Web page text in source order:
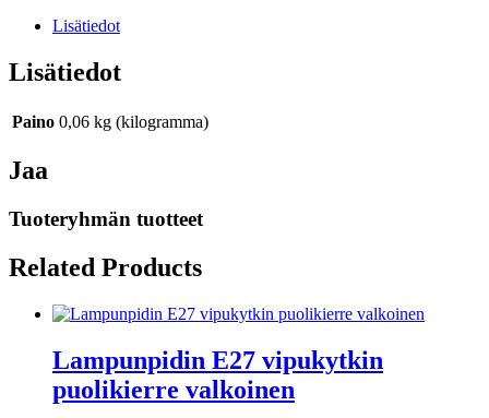
Lisätiedot
Lisätiedot
Paino 0,06 kg (kilogramma)
Jaa
Tuoteryhmän tuotteet
Related Products
Lampunpidin E27 vipukytkin
puolikierre valkoinen